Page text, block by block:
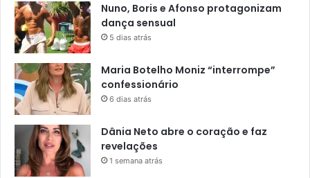
Nuno, Boris e Afonso protagonizam
dança sensual
5 dias atrás
Maria Botelho Moniz “interrompe”
confessionário
6 dias atrás
Dânia Neto abre o coração e faz
revelações
1 semana atrás